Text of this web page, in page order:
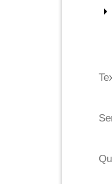
arrow_right